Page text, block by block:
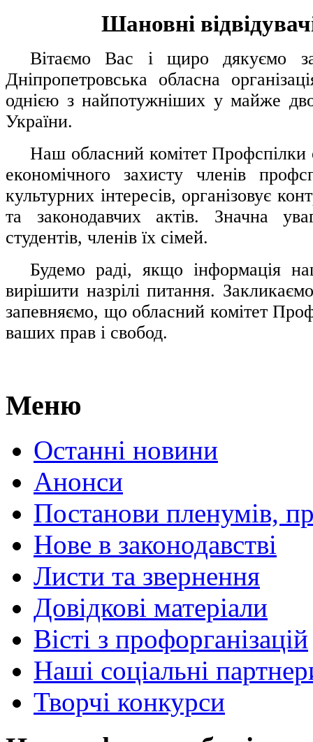
Шановні
Вітаємо Вас і щиро дякуємо за
Дніпропетровська обласна
однією з найпотужніших у майже
України.
Наш обласний комітет Профспілки
економічного захисту членів
культурних інтересів, організовує
та законодавчих актів. Значна
студентів, членів їх сімей.
Будемо раді, якщо інформація
вирішити назрілі питання.
запевняємо, що обласний комітет
ваших прав і свобод.
Меню
Останні новини
Анонси
Постанови пленумів,
Нове в законодавстві
Листи та звернення
Довідкові матеріали
Вісті з профорганізацій
Наші соціальні
Творчі конкурси